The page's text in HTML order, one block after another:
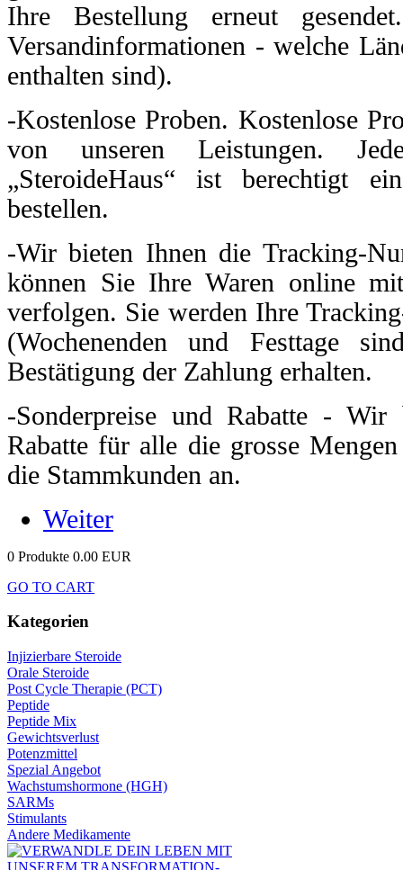
Ihre Bestellung erneut
Versandinformationen - welche
enthalten sind).
-Kostenlose Proben. Kostenlose
von unseren Leistungen.
„SteroideHaus“ ist berechtigt
bestellen.
-Wir bieten Ihnen die Tracking-
können Sie Ihre Waren online
verfolgen. Sie werden Ihre
(Wochenenden und Festtage
Bestätigung der Zahlung erhalten.
-Sonderpreise und Rabatte - Wir
Rabatte für alle die grosse
die Stammkunden an.
Weiter
0 Produkte 0.00 EUR
GO TO CART
Kategorien
Injizierbare Steroide
Orale Steroide
Post Cycle Therapie (PCT)
Peptide
Peptide Mix
Gewichtsverlust
Potenzmittel
Spezial Angebot
Wachstumshormone (HGH)
SARMs
Stimulants
Andere Medikamente